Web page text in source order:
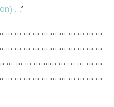
…’
… … … … … … … … … … …
… … … … … … … … … … …
… … … … …… … … … … …
… … … … … … … … … … …